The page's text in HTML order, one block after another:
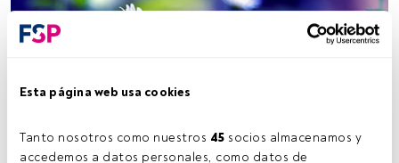
Esta página web usa cookies
Tanto nosotros como nuestros 45 socios almacenamos y
accedemos a datos personales, como datos de